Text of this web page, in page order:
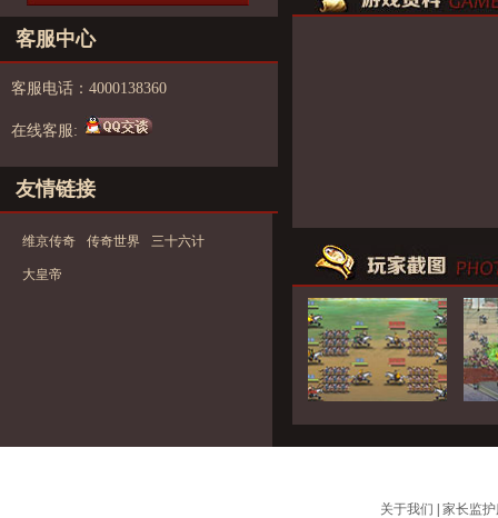
客服中心
客服电话：4000138360
在线客服:
友情链接
维京传奇 传奇世界 三十六计
大皇帝
关于我们
家长监